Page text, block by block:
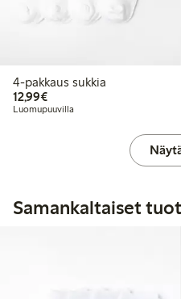
4-pakkaus sukkia
12,99€12,99 €
Luomupuuvilla
Samankaltaiset